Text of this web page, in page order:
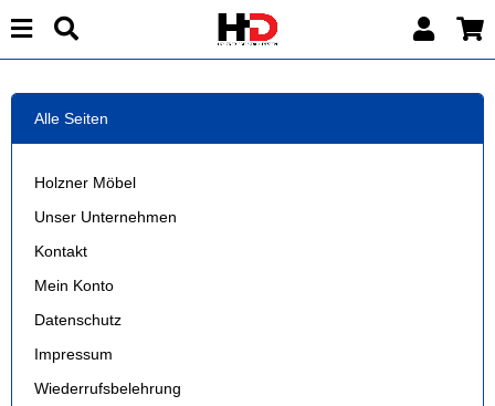
Alle Seiten
Holzner Möbel
Unser Unternehmen
Kontakt
Mein Konto
Datenschutz
Impressum
Wiederrufsbelehrung